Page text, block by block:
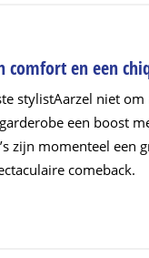
comfort en een
stylistAarzel niet
een boost
zijn momenteel een
comeback.